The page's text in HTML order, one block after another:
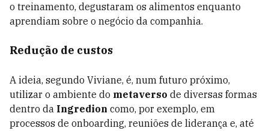
o treinamento, degustaram os alimentos enquanto
aprendiam sobre o negócio da companhia.
Redução de custos
A ideia, segundo Viviane, é, num futuro próximo,
utilizar o ambiente do metaverso de diversas formas
dentro da Ingredion como, por exemplo, em
processos de onboarding, reuniões de liderança e, até